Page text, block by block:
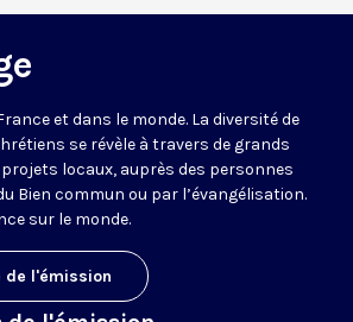
et dans le monde. La diversité de
se révèle à travers de grands
locaux, auprès des personnes
Bien commun ou par l’évangélisation.
sur le monde.
de l'émission